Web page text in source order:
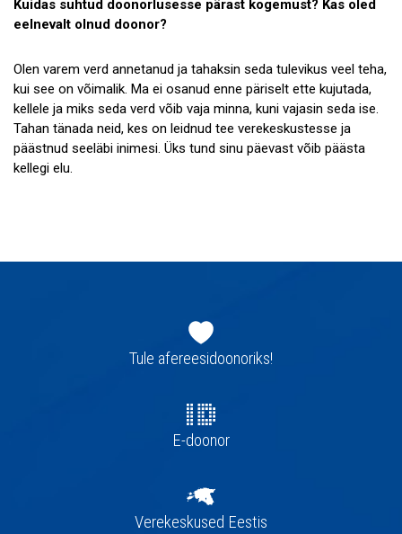
Kuidas suhtud doonorlusesse pärast kogemust? Kas oled
eelnevalt olnud doonor?
Olen varem verd annetanud ja tahaksin seda tulevikus veel teha,
kui see on võimalik. Ma ei osanud enne päriselt ette kujutada,
kellele ja miks seda verd võib vaja minna, kuni vajasin seda ise.
Tahan tänada neid, kes on leidnud tee verekeskustesse ja
päästnud seeläbi inimesi. Üks tund sinu päevast võib päästa
kellegi elu.
navigatsioonTule afereesidoonoriks!
E-doonor
Verekeskused Eestis